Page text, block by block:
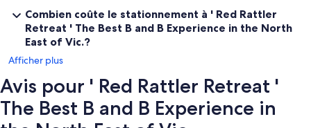
Combien coûte le stationnement à ' Red Rattler
Retreat ' The Best B and B Experience in the North
East of Vic.?
Afficher plus
Avis pour ' Red Rattler Retreat '
The Best B and B Experience in